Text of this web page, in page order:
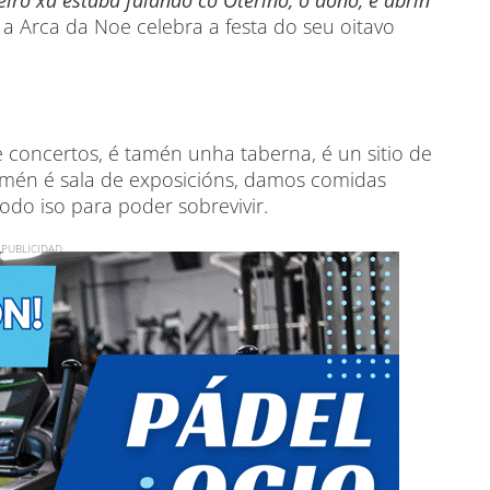
Arca da Noe celebra a festa do seu oitavo
é tamén unha taberna, é un sitio de
é sala de exposicións, damos comidas
iso para poder sobrevivir.